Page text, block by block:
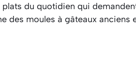
du quotidien qui
des moules à gâteaux anciens